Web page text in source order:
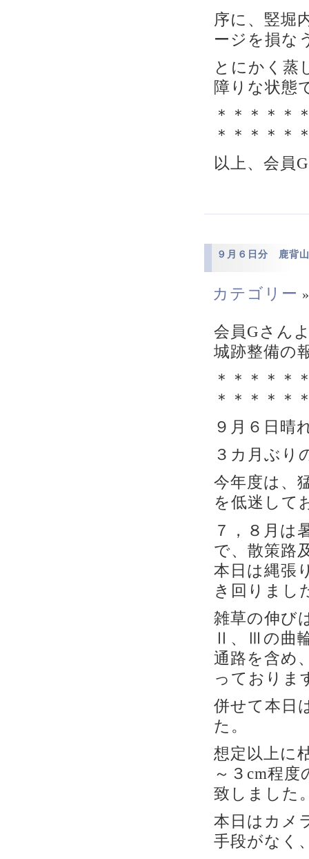
序に、竪堀
ージを損な
とにかく蒸
障りな状態
＊＊＊＊＊
＊＊＊＊＊
以上、会員
９月６日分 鹿背
カテゴリー
会員Gさん
城跡整備の
＊＊＊＊＊
＊＊＊＊＊
９月６日晴
３カ月ぶり
今年度は、
を低迷して
７，８月は
で、散策路
本日は縄張
き回りまし
雑草の伸び
Ⅱ、Ⅲの曲
通路を含め
っておりま
併せて本日
た。
想定以上に
～３cm程
致しました
本日はカメ
手段がなく